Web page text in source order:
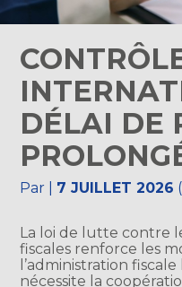
DÉLAI DE
Par 7 JUILLET 2026
La loi de lutte contre
fiscales renforce les
l’administration
nécessite la